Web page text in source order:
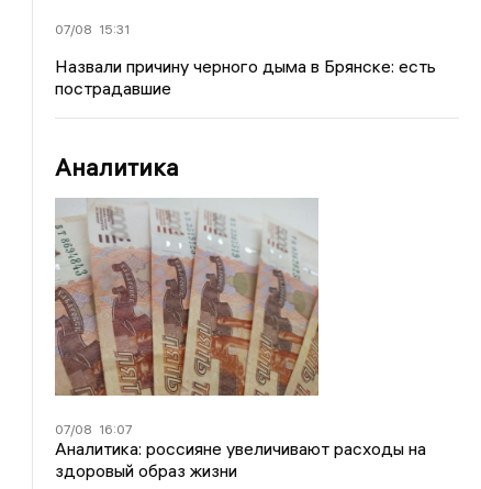
07/08 15:31
Назвали причину черного дыма в Брянске: есть
пострадавшие
Аналитика
07/08 16:07
Аналитика: россияне увеличивают расходы на
здоровый образ жизни